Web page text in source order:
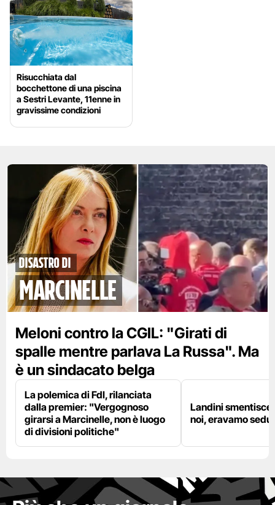
Risucchiata dal
bocchettone di una piscina
a Sestri Levante, 11enne in
gravissime condizioni
disastro di
marcinelle
Meloni contro la CGIL: "Girati di
spalle mentre parlava La Russa". Ma
è un sindacato belga
La polemica di FdI, rilanciata
dalla premier: "Vergognoso
girarsi a Marcinelle, non è luogo
di divisioni politiche"
Landini
noi, eravamo